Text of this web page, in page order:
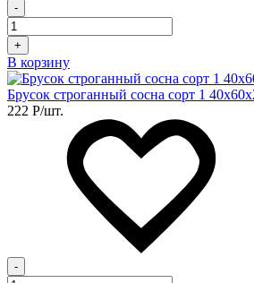
-
+
В корзину
Брусок строганный сосна сорт 1
222 Р/шт.
-